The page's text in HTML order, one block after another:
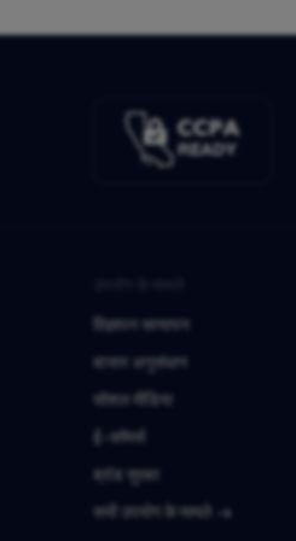
विज्ञापन सत्यापन
बाजार अनुसंधान
सोशल मीडिया
ई-कॉमर्स
ब्रांड सुरक्षा
सभी उपयोग के मामले